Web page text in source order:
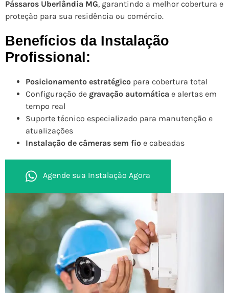
Pássaros Uberlândia MG, garantindo a melhor cobertura e
proteção para sua residência ou comércio.
Benefícios da Instalação
Profissional:
Posicionamento estratégico para cobertura total
Configuração de gravação automática e alertas em
tempo real
Suporte técnico especializado para manutenção e
atualizações
Instalação de câmeras sem fio e cabeadas
Agende sua Instalação Agora